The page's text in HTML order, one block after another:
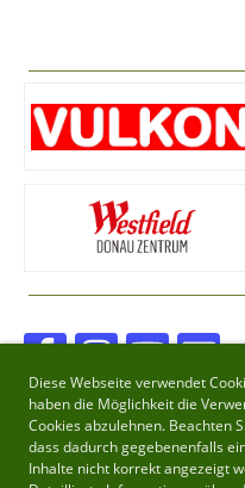
Diese Webseite verwendet
haben die Möglichkeit die
Cookies abzulehnen. Beachten
dass dadurch gegebenenfalls
Inhalte nicht korrekt angezeigt
©